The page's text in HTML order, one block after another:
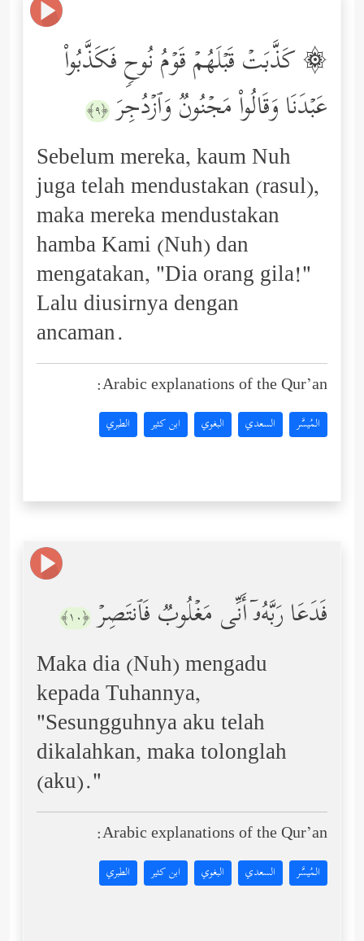
۞ كَذَّبَتۡ قَبۡلَهُمۡ قَوۡمُ نُوحࣲ فَكَذَّبُواْ
عَبۡدَنَا وَقَالُواْ مَجۡنُونࣱ وَٱزۡدُجِرَ ﴿٩﴾
Sebelum mereka, kaum Nuh
juga telah mendustakan (rasul),
maka mereka mendustakan
hamba Kami (Nuh) dan
mengatakan, "Dia orang gila!"
Lalu diusirnya dengan
ancaman.
Arabic explanations of the Qur’an:
المُيسَّر السعدي البغوي ابن كثير الطبري
فَدَعَا رَبَّهُۥۤ أَنِّی مَغۡلُوبࣱ فَٱنتَصِرۡ ﴿١٠﴾
Maka dia (Nuh) mengadu
kepada Tuhannya,
"Sesungguhnya aku telah
dikalahkan, maka tolonglah
(aku)."
Arabic explanations of the Qur’an:
المُيسَّر السعدي البغوي ابن كثير الطبري